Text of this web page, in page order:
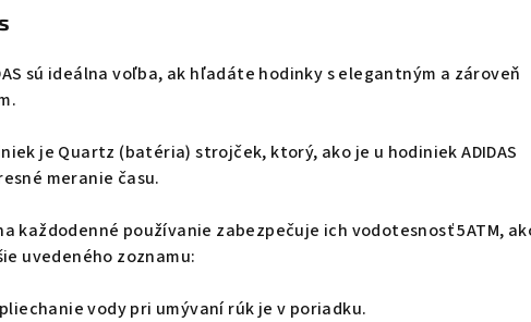
sú ideálna voľba, ak hľadáte hodinky s elegantným a zároveň
je Quartz (batéria) strojček, ktorý, ako je u hodiniek ADIDAS
meranie času.
každodenné používanie zabezpečuje ich vodotesnosť 5ATM,
uvedeného zoznamu:
vody pri umývaní rúk je v poriadku.